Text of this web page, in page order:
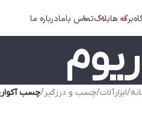
برگه هابلاگتماس بامادرباره ما
/ابزارآلات/چسب و درزگیر/چسب